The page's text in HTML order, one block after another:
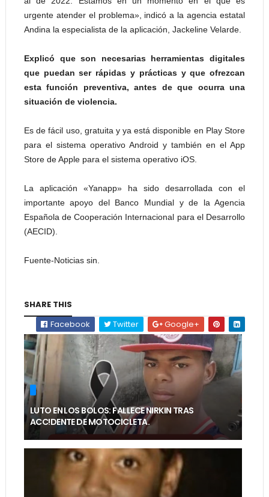
urgente atender el problema», indicó a la agencia estatal
Andina la especialista de la aplicación, Jackeline Velarde.
Explicó que son necesarias herramientas digitales
que puedan ser rápidas y prácticas y que ofrezcan
esta función preventiva, antes de que ocurra una
situación de violencia.
Es de fácil uso, gratuita y ya está disponible en Play Store
para el sistema operativo Android y también en el App
Store de Apple para el sistema operativo iOS.
La aplicación «Yanapp» ha sido desarrollada con el
importante apoyo del Banco Mundial y de la Agencia
Española de Cooperación Internacional para el Desarrollo
(AECID).
Fuente-Noticias sin.
SHARE THIS
Facebook
Twitter Google+
LUTO EN LOS BOLOS: FALLECE NIRKIN TRAS
ACC!DENTE DE MOTOCICLETA.